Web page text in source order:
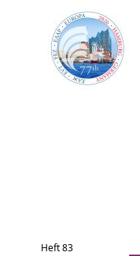
Heft 83